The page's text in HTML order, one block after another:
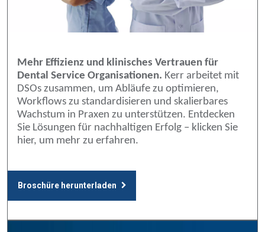
Mehr Effizienz und klinisches Vertrauen für
Dental Service Organisationen. Kerr arbeitet mit
DSOs zusammen, um Abläufe zu optimieren,
Workflows zu standardisieren und skalierbares
Wachstum in Praxen zu unterstützen. Entdecken
Sie Lösungen für nachhaltigen Erfolg – klicken Sie
hier, um mehr zu erfahren.
Broschüre herunterladen